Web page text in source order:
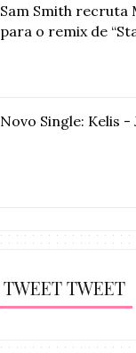
Sam Smith recruta
para o remix de
Novo Single: Kelis -
TWEET TWEET